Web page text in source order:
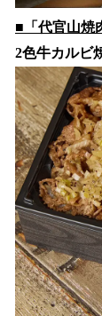
■「代官山焼
2色牛カルビ